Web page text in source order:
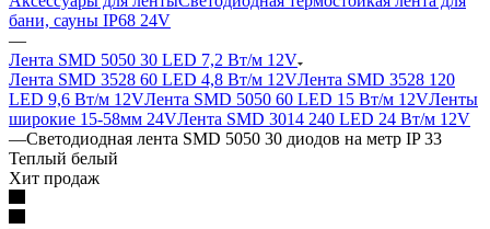
бани, сауны IP68 24V
—
Лента SMD 5050 30 LED 7,2 Вт/м 12V
Лента SMD 3528 60 LED 4,8 Вт/м 12VЛента SMD 3528 120
LED 9,6 Вт/м 12VЛента SMD 5050 60 LED 15 Вт/м 12VЛенты
широкие 15-58мм 24VЛента SMD 3014 240 LED 24 Вт/м 12V
—Светодиодная лента SMD 5050 30 диодов на метр IP 33
Теплый белый
Хит продаж